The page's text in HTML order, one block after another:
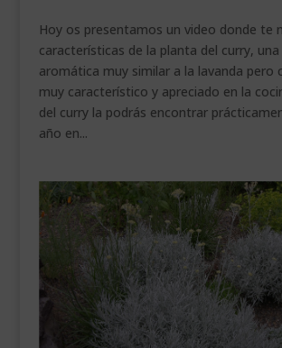
Hoy os presentamos un video donde te
características de la planta del curry,
aromática muy similar a la lavanda pero
muy característico y apreciado en la
del curry la podrás encontrar
año en...